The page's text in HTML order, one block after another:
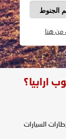
الجنوط
من هنا
ارابيا؟
السيارات